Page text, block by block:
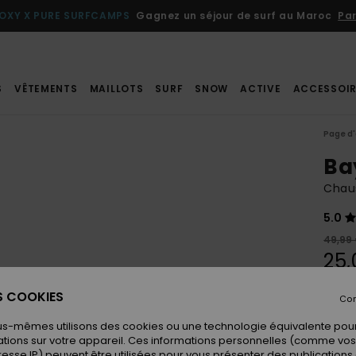
X PURE SURFCAMPS Gagnez un séjour de surf au Maroc
VÊTEMENTS MAILLOTS SURF SNOW ACTIVE
Page
5.0
49,99
COOKIES
mêmes utilisons des cookies ou une technologie équivalente
sur votre appareil. Ces informations personnelles (comme